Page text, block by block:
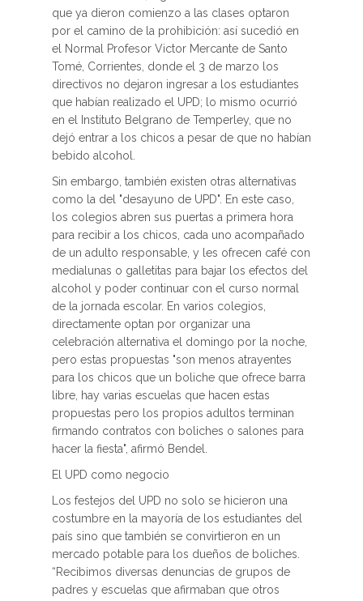
que ya dieron comienzo a las clases optaron
por el camino de la prohibición: así sucedió en
el Normal Profesor Victor Mercante de Santo
Tomé, Corrientes, donde el 3 de marzo los
directivos no dejaron ingresar a los estudiantes
que habían realizado el UPD; lo mismo ocurrió
en el Instituto Belgrano de Temperley, que no
dejó entrar a los chicos a pesar de que no habían
bebido alcohol.
Sin embargo, también existen otras alternativas
como la del "desayuno de UPD". En este caso,
los colegios abren sus puertas a primera hora
para recibir a los chicos, cada uno acompañado
de un adulto responsable, y les ofrecen café con
medialunas o galletitas para bajar los efectos del
alcohol y poder continuar con el curso normal
de la jornada escolar. En varios colegios,
directamente optan por organizar una
celebración alternativa el domingo por la noche,
pero estas propuestas "son menos atrayentes
para los chicos que un boliche que ofrece barra
libre, hay varias escuelas que hacen estas
propuestas pero los propios adultos terminan
firmando contratos con boliches o salones para
hacer la fiesta", afirmó Bendel.
El UPD como negocio
Los festejos del UPD no solo se hicieron una
costumbre en la mayoría de los estudiantes del
país sino que también se convirtieron en un
mercado potable para los dueños de boliches.
“Recibimos diversas denuncias de grupos de
padres y escuelas que afirmaban que otros